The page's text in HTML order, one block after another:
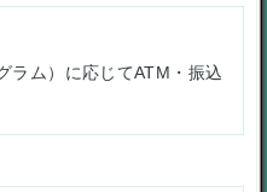
ラム）に応じてATM・振込